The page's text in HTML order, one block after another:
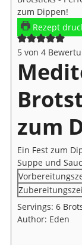
Rezept
5 von 4
zum
Ein Fest zum
Suppe und
Servings: 6
Author: Eden